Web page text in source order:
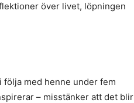
över livet, löpningen
följa med henne under fem
– misstänker att det blir